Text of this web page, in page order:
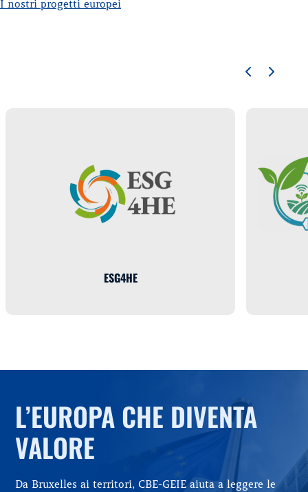
I nostri progetti europei
ESG4HE
L’EUROPA CHE DIVENTA
VALORE
Da Bruxelles ai territori, CBE-GEIE aiuta a leggere le